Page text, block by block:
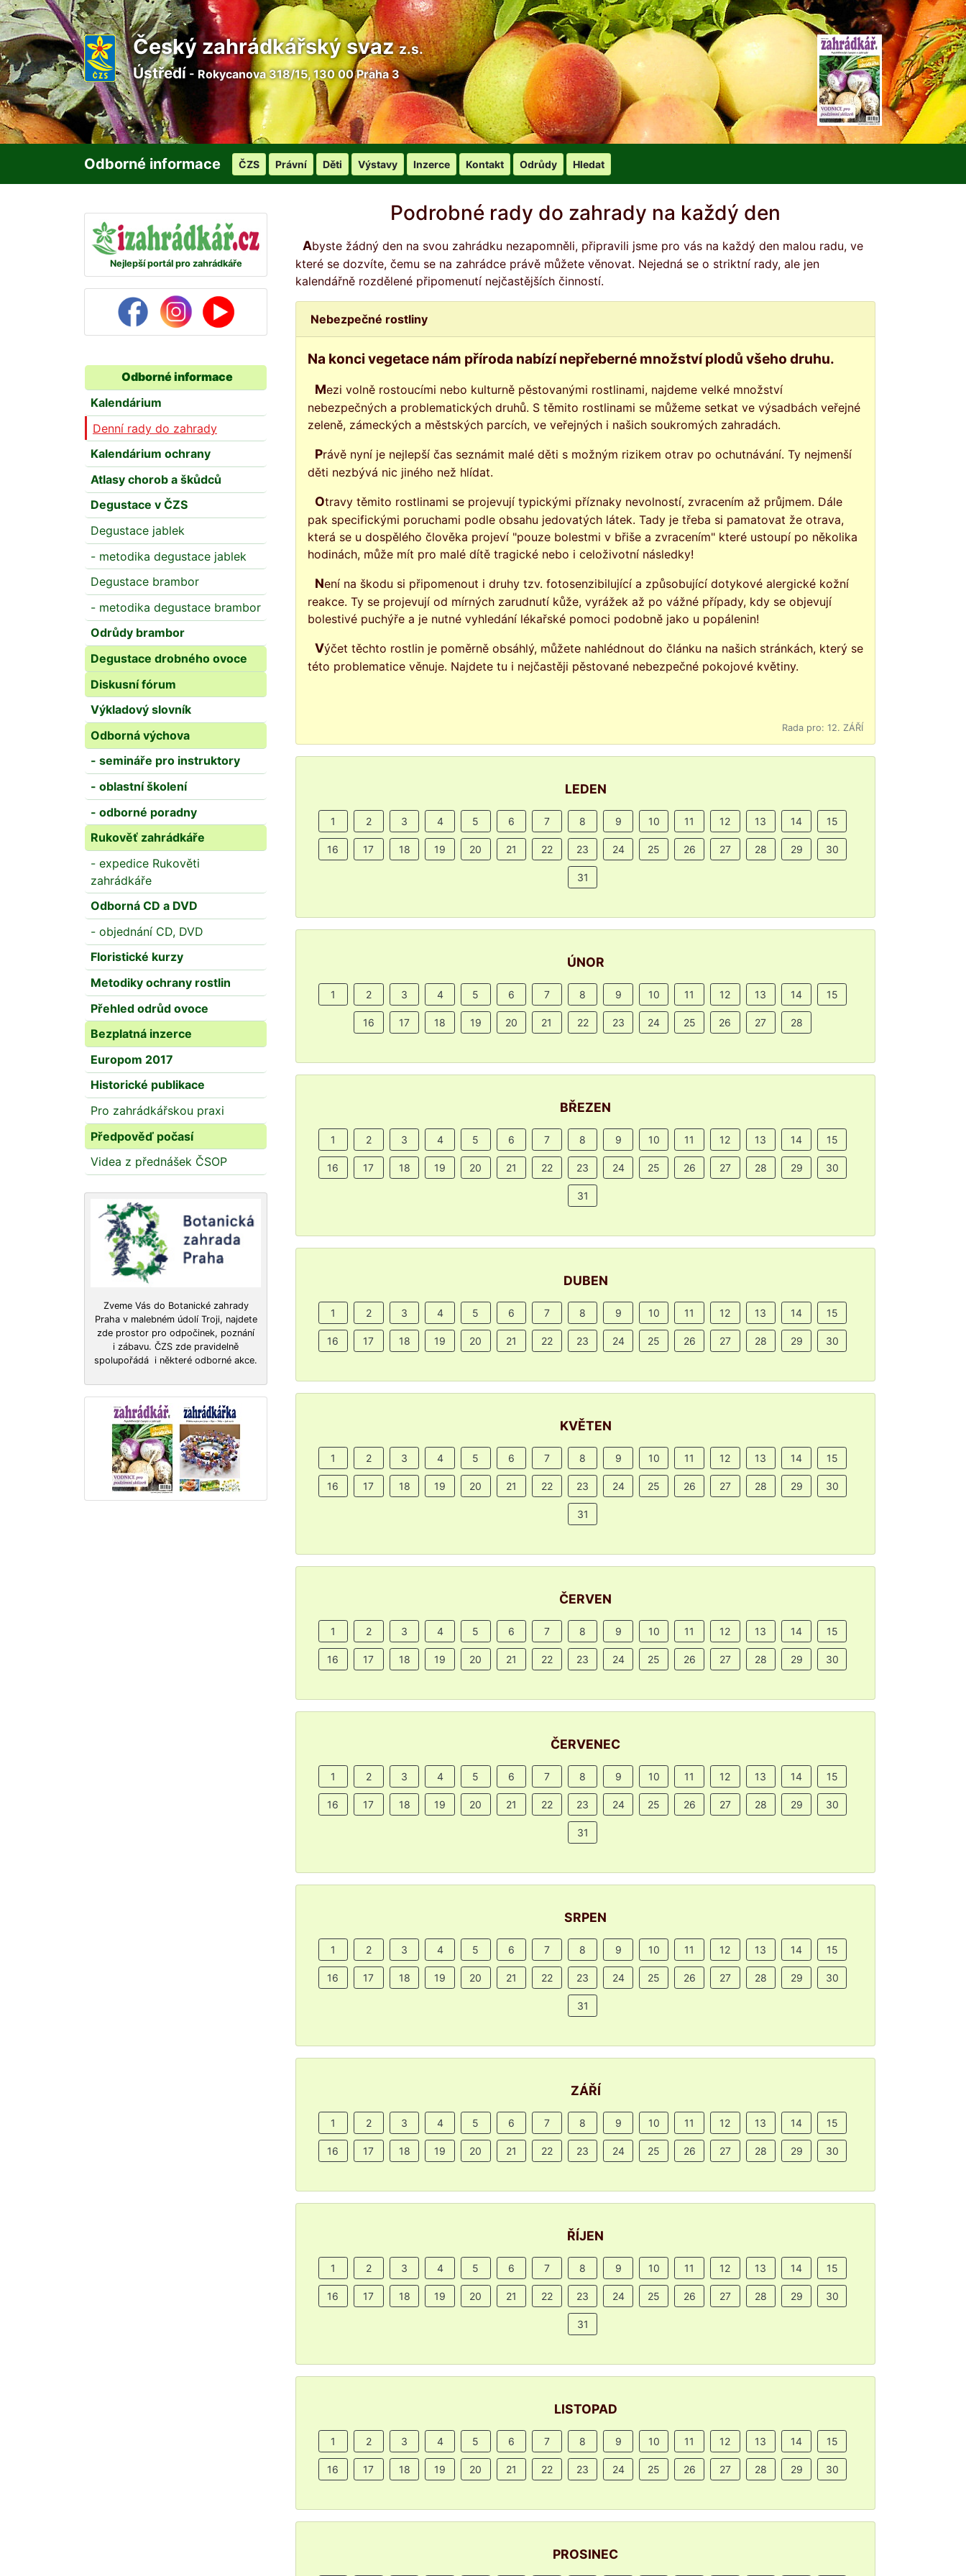
Český zahrádkářský svazz.s.
Ústředí - Rokycanova 318/15, 130 00 Praha 3
Odborné informace ČZS Právní Děti Výstavy Inzerce Kontakt Odrůdy Hledat
Nejlepší portál pro zahrádkáře
Odborné informace
Kalendárium
Denní rady do zahrady
Kalendárium ochrany
Atlasy chorob a škůdců
Degustace v ČZS
Degustace jablek
- metodika degustace jablek
Degustace brambor
- metodika degustace brambor
Odrůdy brambor
Degustace drobného ovoce
Diskusní fórum
Výkladový slovník
Odborná výchova
- semináře pro instruktory
- oblastní školení
- odborné poradny
Rukověť zahrádkáře
- expedice Rukověti
zahrádkáře
Odborná CD a DVD
- objednání CD, DVD
Floristické kurzy
Metodiky ochrany rostlin
Přehled odrůd ovoce
Bezplatná inzerce
Europom 2017
Historické publikace
Pro zahrádkářskou praxi
Předpověď počasí
Videa z přednášek ČSOP
Zveme Vás do Botanické zahrady
Praha v malebném údolí Troji, najdete
zde prostor pro odpočinek, poznání
i zábavu. ČZS zde pravidelně
spolupořádá i některé odborné akce.
Podrobné rady do zahrady na každý den
Abyste žádný den na svou zahrádku nezapomněli, připravili jsme pro vás na každý den malou radu, ve
které se dozvíte, čemu se na zahrádce právě můžete věnovat. Nejedná se o striktní rady, ale jen
kalendářně rozdělené připomenutí nejčastějších činností.
Nebezpečné rostliny
Na konci vegetace nám příroda nabízí nepřeberné množství plodů všeho druhu.
Mezi volně rostoucími nebo kulturně pěstovanými rostlinami, najdeme velké množství
nebezpečných a problematických druhů. S těmito rostlinami se můžeme setkat ve výsadbách veřejné
zeleně, zámeckých a městských parcích, ve veřejných i našich soukromých zahradách.
Právě nyní je nejlepší čas seznámit malé děti s možným rizikem otrav po ochutnávání. Ty nejmenší
děti nezbývá nic jiného než hlídat.
Otravy těmito rostlinami se projevují typickými příznaky nevolností, zvracením až průjmem. Dále
pak specifickými poruchami podle obsahu jedovatých látek. Tady je třeba si pamatovat že otrava,
která se u dospělého člověka projeví "pouze bolestmi v břiše a zvracením" které ustoupí po několika
hodinách, může mít pro malé dítě tragické nebo i celoživotní následky!
Není na škodu si připomenout i druhy tzv. fotosenzibilující a způsobující dotykové alergické kožní
reakce. Ty se projevují od mírných zarudnutí kůže, vyrážek až po vážné případy, kdy se objevují
bolestivé puchýře a je nutné vyhledání lékařské pomoci podobně jako u popálenin!
Výčet těchto rostlin je poměrně obsáhlý, můžete nahlédnout do článku na našich stránkách, který se
této problematice věnuje. Najdete tu i nejčastěji pěstované nebezpečné pokojové květiny.
Rada pro: 12. ZÁŘÍ
LEDEN
1 2 3 4 5 6 7 8 9 10 11 12 13 14 15
16 17 18 19 20 21 22 23 24 25 26 27 28 29 30
31
ÚNOR
1 2 3 4 5 6 7 8 9 10 11 12 13 14 15
16 17 18 19 20 21 22 23 24 25 26 27 28
BŘEZEN
1 2 3 4 5 6 7 8 9 10 11 12 13 14 15
16 17 18 19 20 21 22 23 24 25 26 27 28 29 30
31
DUBEN
1 2 3 4 5 6 7 8 9 10 11 12 13 14 15
16 17 18 19 20 21 22 23 24 25 26 27 28 29 30
KVĚTEN
1 2 3 4 5 6 7 8 9 10 11 12 13 14 15
16 17 18 19 20 21 22 23 24 25 26 27 28 29 30
31
ČERVEN
1 2 3 4 5 6 7 8 9 10 11 12 13 14 15
16 17 18 19 20 21 22 23 24 25 26 27 28 29 30
ČERVENEC
1 2 3 4 5 6 7 8 9 10 11 12 13 14 15
16 17 18 19 20 21 22 23 24 25 26 27 28 29 30
31
SRPEN
1 2 3 4 5 6 7 8 9 10 11 12 13 14 15
16 17 18 19 20 21 22 23 24 25 26 27 28 29 30
31
ZÁŘÍ
1 2 3 4 5 6 7 8 9 10 11 12 13 14 15
16 17 18 19 20 21 22 23 24 25 26 27 28 29 30
ŘÍJEN
1 2 3 4 5 6 7 8 9 10 11 12 13 14 15
16 17 18 19 20 21 22 23 24 25 26 27 28 29 30
31
LISTOPAD
1 2 3 4 5 6 7 8 9 10 11 12 13 14 15
16 17 18 19 20 21 22 23 24 25 26 27 28 29 30
PROSINEC